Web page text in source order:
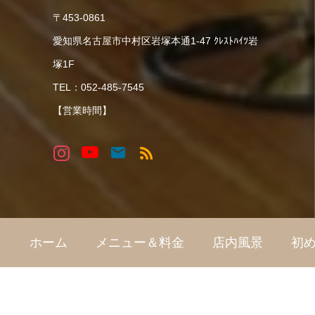
〒453-0861
愛知県名古屋市中村区岩塚本通1-47 ｸﾚｽﾄﾊｲﾂ岩
塚1F
TEL：052-485-7545
【営業時間】
ホーム メニュー＆料金 店内風景 初